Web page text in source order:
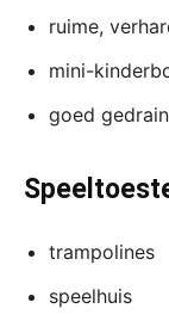
ruime,
mini-
goed
trampolines
speelhuis